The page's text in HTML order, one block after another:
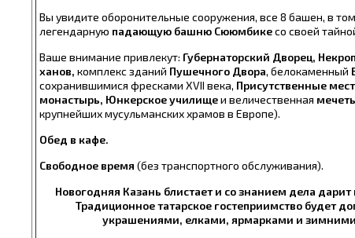
Вы увидите оборонительные сооружения, все 8 башен, в
легендарную падающую башню Сююмбикесо своей
Ваше внимание привлекут: Губернаторский Дворец,
ханов, комплекс зданий Пушечного Двора, белокаменный
сохранившимися фресками XVII века, Присутственные
монастырь, Юнкерское училищеи величественная
крупнейших мусульманских храмов в Европе).
Обед в кафе.
Свободное время (без транспортного обслуживания).
Новогодняя Казань блистает и со знанием дела
Традиционное татарское гостеприимство будет
украшениями, елками, ярмарками и